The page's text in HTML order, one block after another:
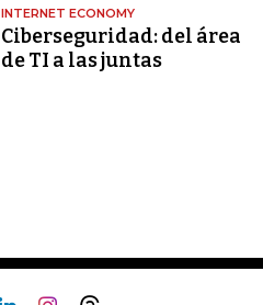
INTERNET ECONOMY
Ciberseguridad: del área
de TI a las juntas